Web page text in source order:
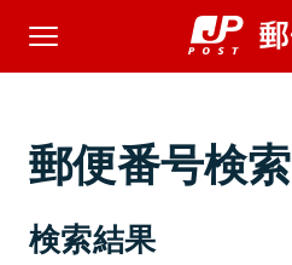
郵便番号検索
検索結果